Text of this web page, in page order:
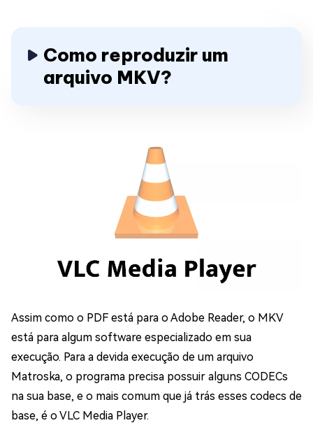
Como reproduzir um
arquivo MKV?
Assim como o PDF está para o Adobe Reader, o MKV
está para algum software especializado em sua
execução. Para a devida execução de um arquivo
Matroska, o programa precisa possuir alguns CODECs
na sua base, e o mais comum que já trás esses codecs de
base, é o VLC Media Player.